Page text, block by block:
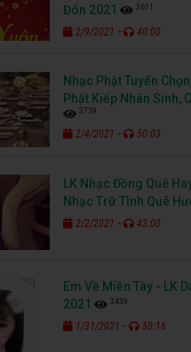
Đón 2021
3611
2/9/2021 - 40:00
Nhạc Phật Tuyển
Phật Kiếp Nhân Sinh,
3739
2/4/2021 - 50:03
LK Nhạc Đồng Quê
Nhạc Trữ Tình Quê
2/2/2021 - 43:00
Em Về Miền Tây - LK
2021
3439
1/31/2021 - 50:16